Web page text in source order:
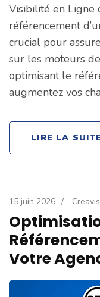
Visibilité en Ligne
référencement
crucial pour
sur les moteurs
optimisant le
augmentez vos
LIRE LA
15 juin 2026 /
Votre